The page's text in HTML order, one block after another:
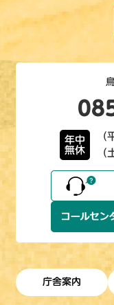
年中
無休
（
（
庁舎案内